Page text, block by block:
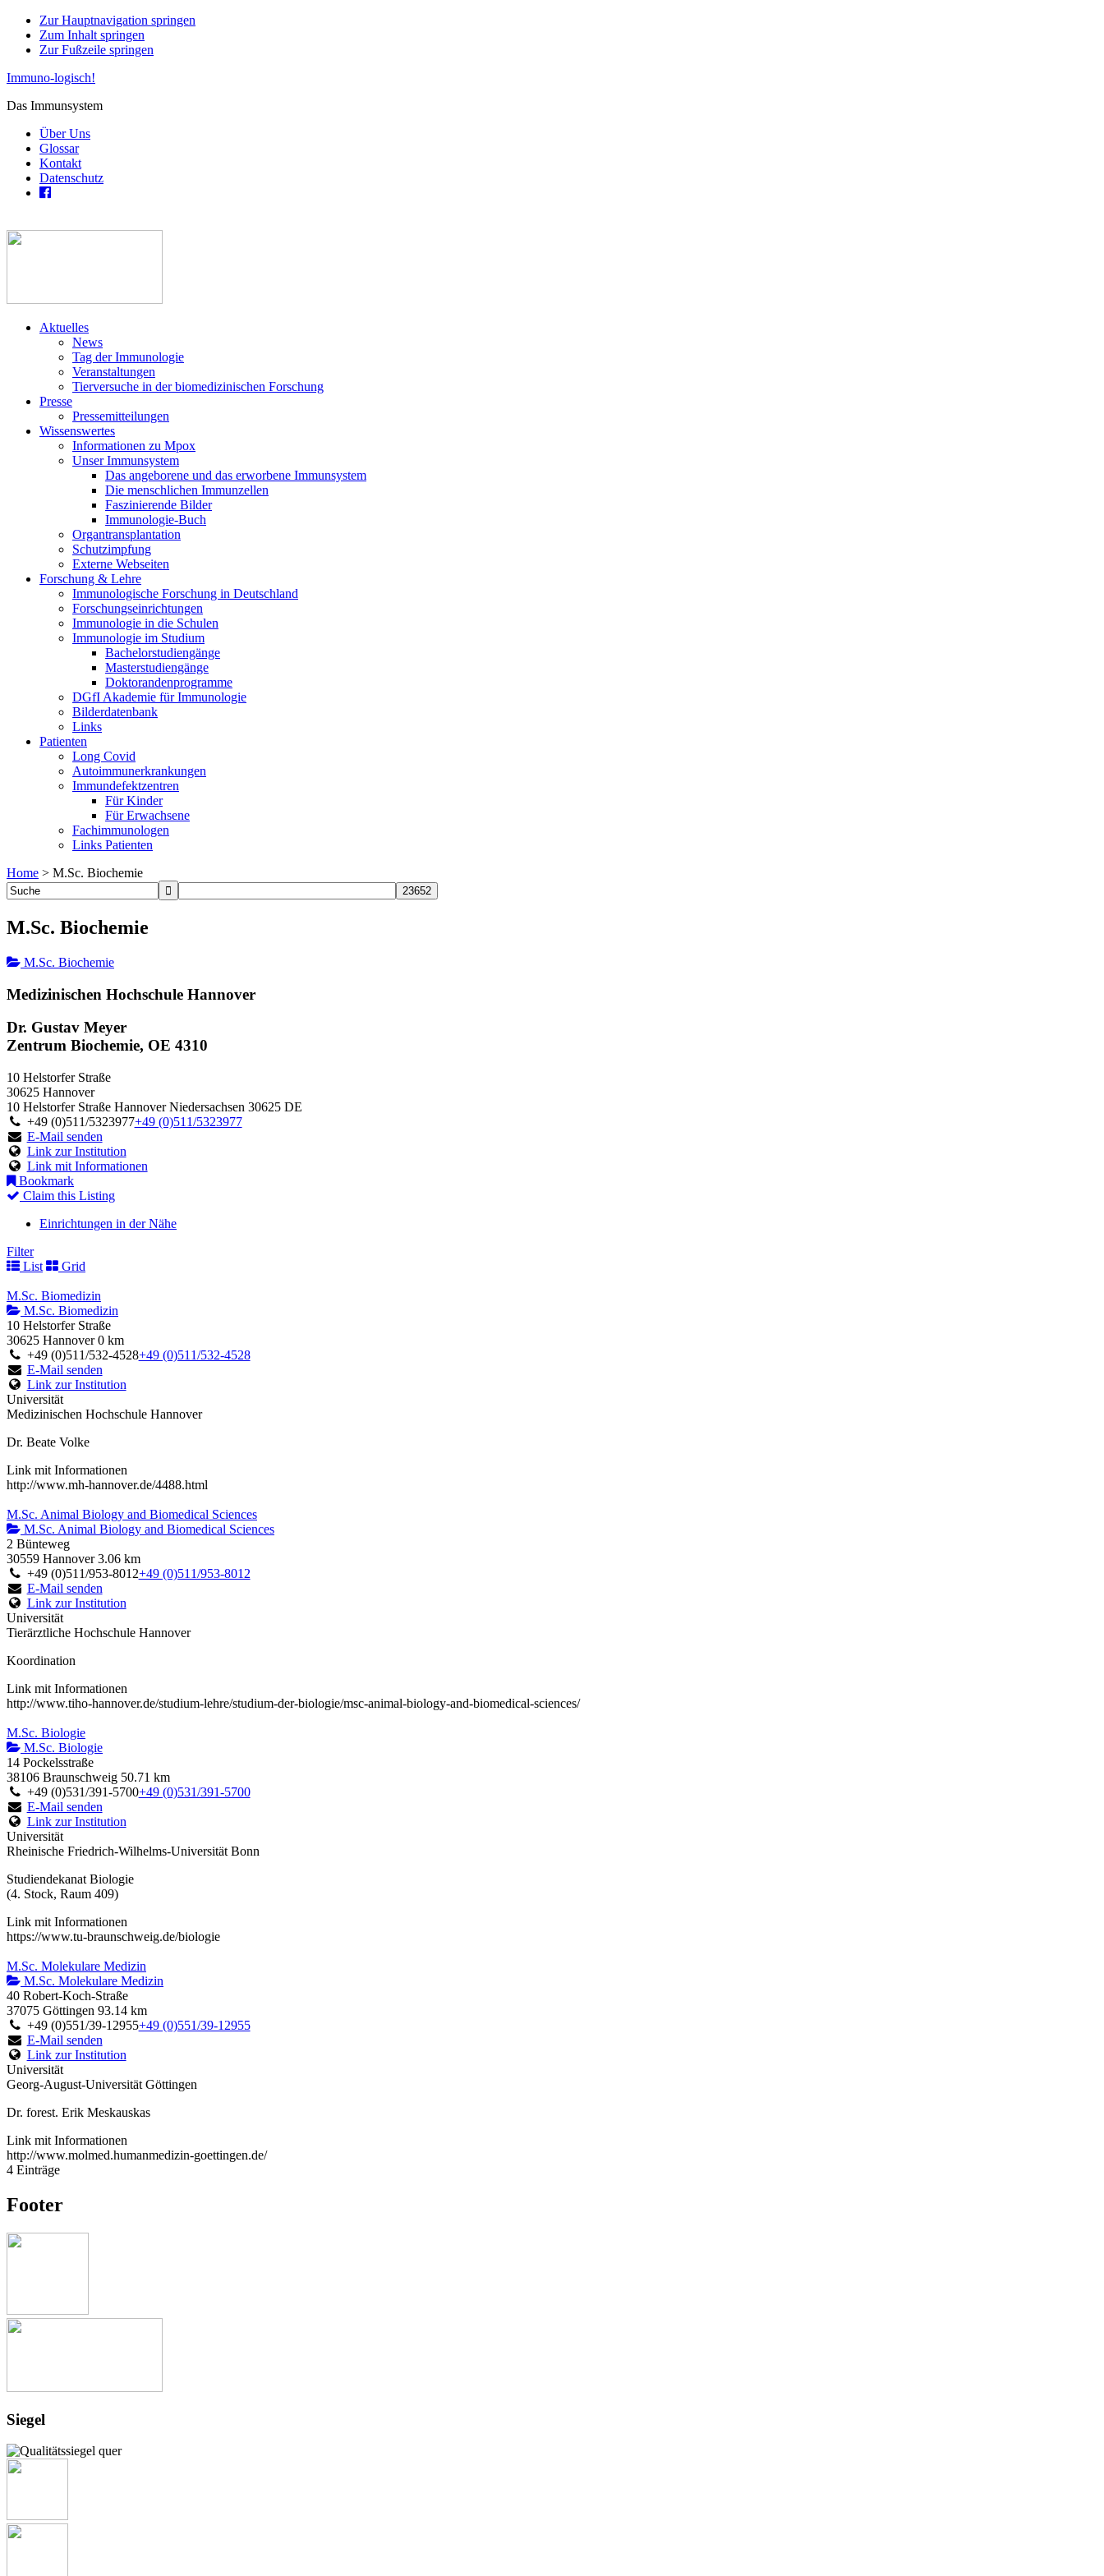
Zur Hauptnavigation springen
Zum Inhalt springen
Zur Fußzeile springen
Immuno-logisch!
Das Immunsystem
Über Uns
Glossar
Kontakt
Datenschutz
Aktuelles
News
Tag der Immunologie
Veranstaltungen
Tierversuche in der biomedizinischen Forschung
Presse
Pressemitteilungen
Wissenswertes
Informationen zu Mpox
Unser Immunsystem
Das angeborene und das erworbene Immunsystem
Die menschlichen Immunzellen
Faszinierende Bilder
Immunologie-Buch
Organtransplantation
Schutzimpfung
Externe Webseiten
Forschung & Lehre
Immunologische Forschung in Deutschland
Forschungseinrichtungen
Immunologie in die Schulen
Immunologie im Studium
Bachelorstudiengänge
Masterstudiengänge
Doktorandenprogramme
DGfI Akademie für Immunologie
Bilderdatenbank
Links
Patienten
Long Covid
Autoimmunerkrankungen
Immundefektzentren
Für Kinder
Für Erwachsene
Fachimmunologen
Links Patienten
Home > M.Sc. Biochemie
M.Sc. Biochemie
M.Sc. Biochemie
Medizinischen Hochschule Hannover
Dr. Gustav Meyer
Zentrum Biochemie, OE 4310
10 Helstorfer Straße
30625 Hannover
10 Helstorfer Straße Hannover Niedersachsen 30625 DE
+49 (0)511/5323977+49 (0)511/5323977
E-Mail senden
Link zur Institution
Link mit Informationen
Bookmark
Claim this Listing
Einrichtungen in der Nähe
Filter
List
Grid
M.Sc. Biomedizin
M.Sc. Biomedizin
10 Helstorfer Straße
30625 Hannover 0 km
+49 (0)511/532-4528+49 (0)511/532-4528
E-Mail senden
Link zur Institution
Universität
Medizinischen Hochschule Hannover
Dr. Beate Volke
Link mit Informationen
http://www.mh-hannover.de/4488.html
M.Sc. Animal Biology and Biomedical Sciences
M.Sc. Animal Biology and Biomedical Sciences
2 Bünteweg
30559 Hannover 3.06 km
+49 (0)511/953-8012+49 (0)511/953-8012
E-Mail senden
Link zur Institution
Universität
Tierärztliche Hochschule Hannover
Koordination
Link mit Informationen
http://www.tiho-hannover.de/studium-lehre/studium-der-biologie/msc-animal-biology-and-biomedical-sciences/
M.Sc. Biologie
M.Sc. Biologie
14 Pockelsstraße
38106 Braunschweig 50.71 km
+49 (0)531/391-5700+49 (0)531/391-5700
E-Mail senden
Link zur Institution
Universität
Rheinische Friedrich-Wilhelms-Universität Bonn
Studiendekanat Biologie
(4. Stock, Raum 409)
Link mit Informationen
https://www.tu-braunschweig.de/biologie
M.Sc. Molekulare Medizin
M.Sc. Molekulare Medizin
40 Robert-Koch-Straße
37075 Göttingen 93.14 km
+49 (0)551/39-12955+49 (0)551/39-12955
E-Mail senden
Link zur Institution
Universität
Georg-August-Universität Göttingen
Dr. forest. Erik Meskauskas
Link mit Informationen
http://www.molmed.humanmedizin-goettingen.de/
4 Einträge
Footer
Siegel